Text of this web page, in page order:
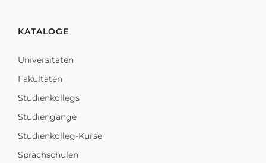
KATALOGE
Universitäten
Fakultäten
Studienkollegs
Studiengänge
Studienkolleg-Kurse
Sprachschulen